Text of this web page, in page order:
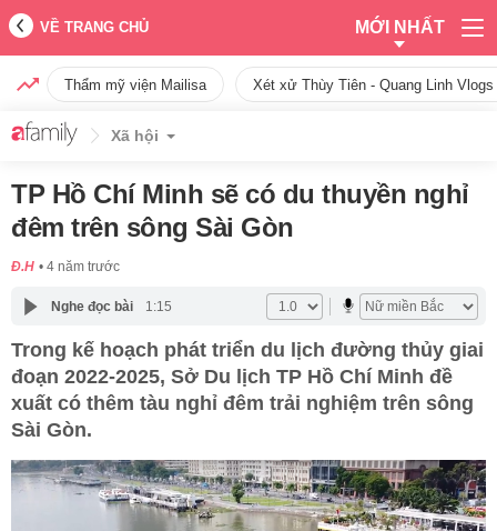
VỀ TRANG CHỦ MỚI NHẤT
Thẩm mỹ viện Mailisa Xét xử Thùy Tiên - Quang Linh
Xã hội
TP Hồ Chí Minh sẽ có du thuyền nghỉ
đêm trên sông Sài Gòn
Đ.H 4 năm trước
Nghe đọc bài 1:15
Trong kế hoạch phát triển du lịch đường thủy giai
đoạn 2022-2025, Sở Du lịch TP Hồ Chí Minh đề
xuất có thêm tàu nghỉ đêm trải nghiệm trên sông
Sài Gòn.